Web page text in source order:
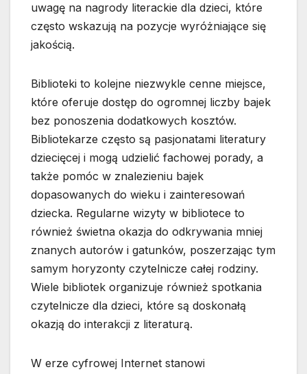
uwagę na nagrody literackie dla dzieci, które
często wskazują na pozycje wyróżniające się
jakością.
Biblioteki to kolejne niezwykle cenne miejsce,
które oferuje dostęp do ogromnej liczby bajek
bez ponoszenia dodatkowych kosztów.
Bibliotekarze często są pasjonatami literatury
dziecięcej i mogą udzielić fachowej porady, a
także pomóc w znalezieniu bajek
dopasowanych do wieku i zainteresowań
dziecka. Regularne wizyty w bibliotece to
również świetna okazja do odkrywania mniej
znanych autorów i gatunków, poszerzając tym
samym horyzonty czytelnicze całej rodziny.
Wiele bibliotek organizuje również spotkania
czytelnicze dla dzieci, które są doskonałą
okazją do interakcji z literaturą.
W erze cyfrowej Internet stanowi